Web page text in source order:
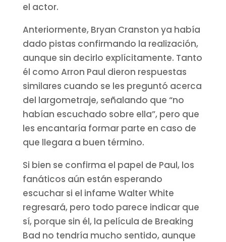
el actor.
Anteriormente, Bryan Cranston ya había
dado pistas confirmando la realización,
aunque sin decirlo explícitamente. Tanto
él como Arron Paul dieron respuestas
similares cuando se les preguntó acerca
del largometraje, señalando que “no
habían escuchado sobre ella”, pero que
les encantaría formar parte en caso de
que llegara a buen término.
Si bien se confirma el papel de Paul, los
fanáticos aún están esperando
escuchar si el infame Walter White
regresará, pero todo parece indicar que
sí, porque sin él, la película de Breaking
Bad no tendría mucho sentido, aunque